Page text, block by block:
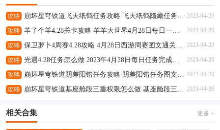
攻略 2023-04-28
攻略 2023-04-28
攻略 2023-04-28
攻略 2023-04-28
攻略 2023-04-28
攻略 2023-04-28
相关合集 更多 >